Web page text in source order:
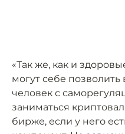
«Так же, как и
могут себе
человек с
заниматься
бирже, если у него